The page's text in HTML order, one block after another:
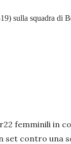
sulla squadra di
femminili in
set contro una